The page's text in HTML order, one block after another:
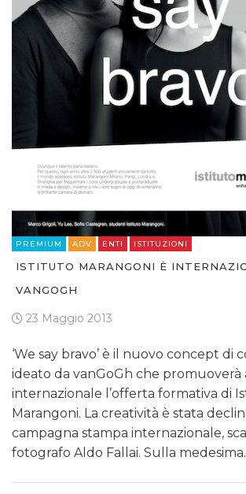
PREMIUM ADV ENTI ISTITUZIONI
ISTITUTO MARANGONI È
VANGOGH
23 Maggio 2013
‘We say bravo’ è il nuovo concept di
ideato da vanGoGh che promuoverà
internazionale l’offerta formativa di
Marangoni. La creatività è stata
campagna stampa internazionale,
fotografo Aldo Fallai. Sulla